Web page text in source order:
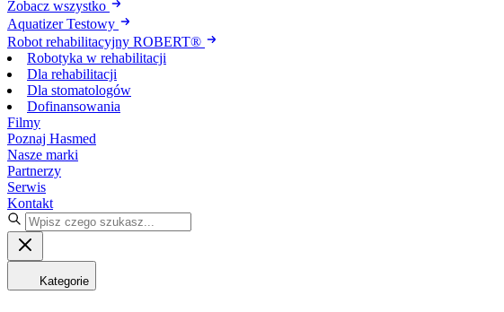
Zobacz wszystko
Aquatizer Testowy
Robot rehabilitacyjny ROBERT®
Robotyka w rehabilitacji
Dla rehabilitacji
Dla stomatologów
Dofinansowania
Filmy
Poznaj Hasmed
Nasze marki
Partnerzy
Serwis
Kontakt
Kategorie